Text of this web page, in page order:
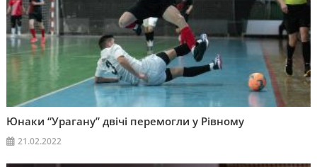
Юнаки “Урагану” двічі перемогли у Рівному
21.02.2022